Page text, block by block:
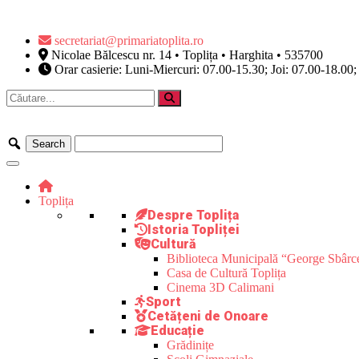
secretariat@primariatoplita.ro
Nicolae Bălcescu nr. 14 • Toplița • Harghita • 535700
Orar casierie: Luni-Miercuri: 07.00-15.30; Joi: 07.00-
Toplița
Despre Toplița
Istoria Topliței
Cultură
Biblioteca Municipală “George
Casa de Cultură Toplița
Cinema 3D Calimani
Sport
Cetățeni de Onoare
Educație
Grădinițe